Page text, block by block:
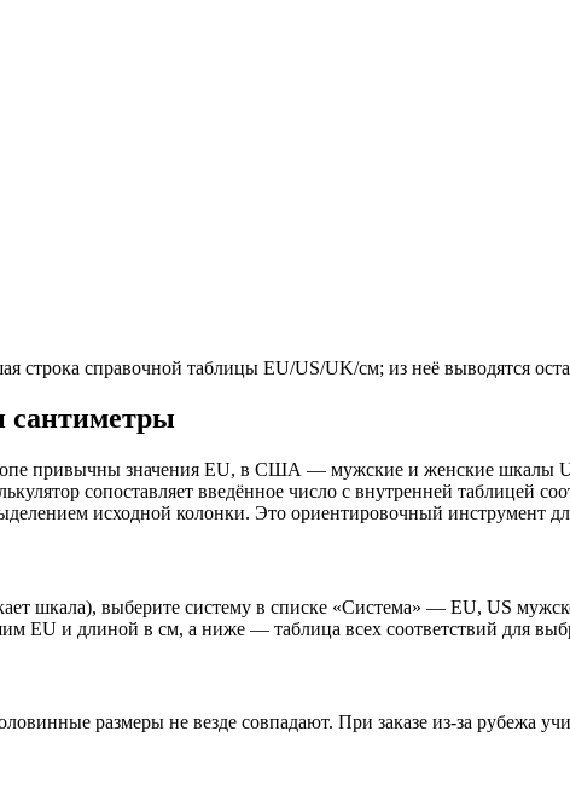
строка справочной таблицы EU/US/UK/см; из неё выводятся
сантиметры
привычны значения EU, в США — мужские и женские шкалы
сопоставляет введённое число с внутренней таблицей
исходной колонки. Это ориентировочный инструмент
шкала), выберите систему в списке «Система» — EU, US
EU и длиной в см, а ниже — таблица всех соответствий для
размеры не везде совпадают. При заказе из-за рубежа